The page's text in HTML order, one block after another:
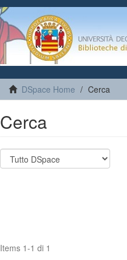
DSpace Home Cerca
Cerca
Items 1-1 di 1